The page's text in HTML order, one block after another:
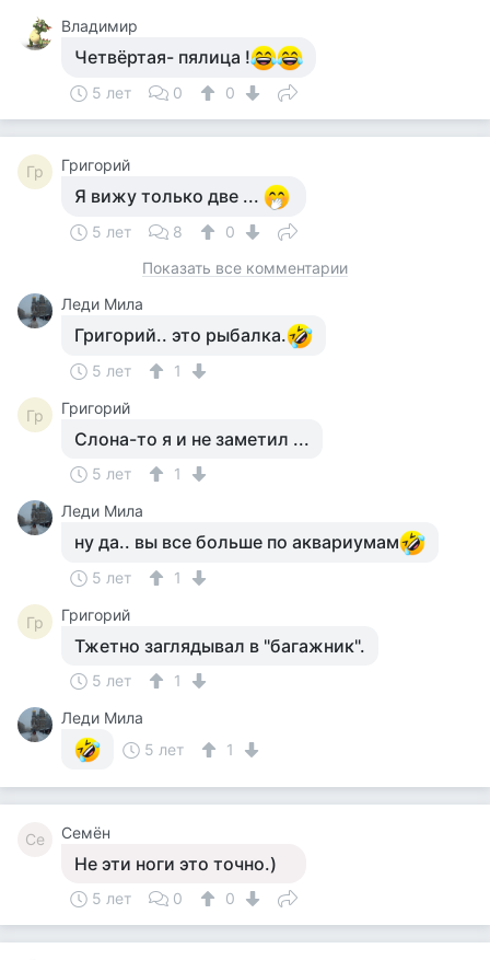
Владимир
Четвёртая- пялица !
5 лет 0 0
Гр Григорий
Я вижу только две ...
5 лет 8
0
Показать все комментарии
Леди Мила
Григорий.. это рыбалка.
5 лет 1
Гр Григорий
Слона-то я и не заметил ...
5 лет
1
Леди Мила
ну да.. вы все больше по аквариумам
5 лет 1
Гр Григорий
Тжетно заглядывал в "багажник".
5 лет
1
Леди Мила
5 лет
1
Се Семён
Не эти ноги это точно.)
5 лет 0 0